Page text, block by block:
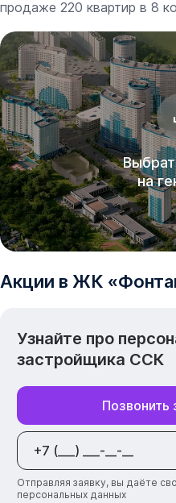
продаже 220 квартир в 8
на
Акции в ЖК «
Узнайте про
застройщика ССК
Позвонить
Отправляя заявку, вы даёте
персональных данных